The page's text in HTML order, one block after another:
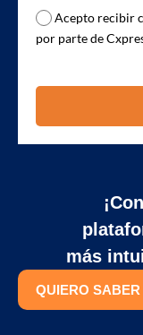
Acepto recibir
por parte de
más
QUIERO